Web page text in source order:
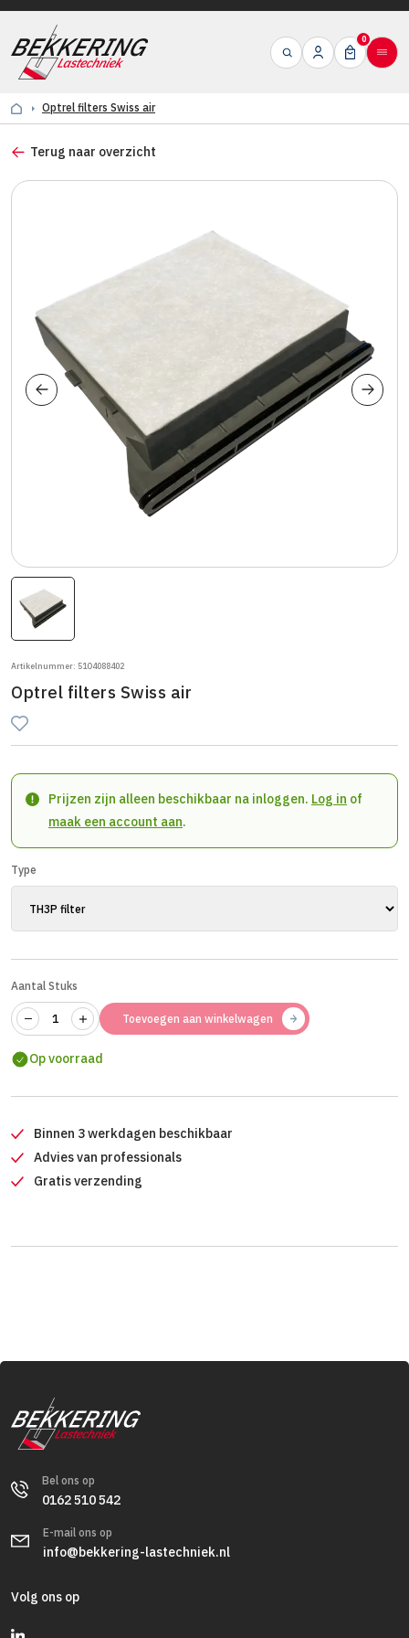
0
Optrel filters Swiss air
Terug naar overzicht
Artikelnummer: 51O4088402
Optrel filters Swiss air
Prijzen zijn alleen beschikbaar na inloggen. Log in of
maak een account aan.
Type
Aantal Stuks
Toevoegen aan winkelwagen
Op voorraad
Binnen 3 werkdagen beschikbaar
Advies van professionals
Gratis verzending
Bel ons op
0162 510 542
E-mail ons op
info@bekkering-lastechniek.nl
Volg ons op